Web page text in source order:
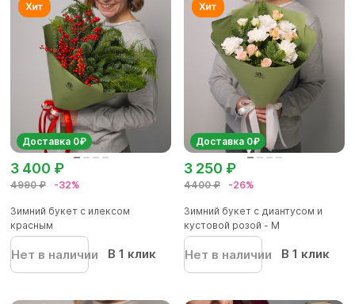
Доставка 0₽
4990 ₽ -32%
3 400 ₽
Зимний букет с илексом
красным
Нет в наличии В 1 клик
Доставка 0₽
4400 ₽ -26%
3 250 ₽
Зимний букет с диантусом и
кустовой розой - M
Нет в наличии В 1 клик